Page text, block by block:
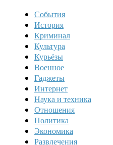
События
История
Криминал
Культура
Курьёзы
Военное
Гаджеты
Интернет
Наука и техника
Отношения
Политика
Экономика
Развлечения